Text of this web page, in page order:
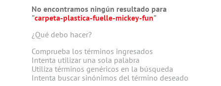
No encontramos ningún resultado para
"carpeta-plastica-fuelle-mickey-fun"
¿Qué debo hacer?
Comprueba los términos ingresados
Intenta utilizar una sola palabra
Utiliza términos genéricos en la búsqueda
Intenta buscar sinónimos del término deseado